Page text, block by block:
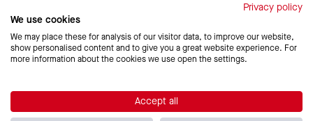
ProCredit Bank Kosova obvezno sudjeluje uFondu za osiguranje
depozita na Kosovu
Privacy policy
We use cookies
We may place these for analysis of our visitor data, to improve our website,
show personalised content and to give you a great website experience. For
more information about the cookies we use open the settings.
Accept all